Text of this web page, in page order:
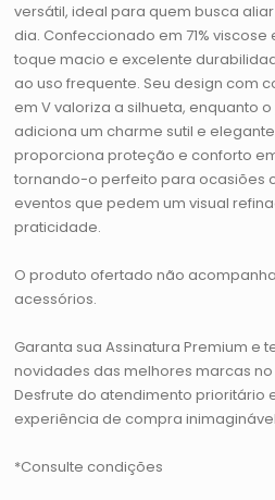
versátil, ideal para quem busca
dia. Confeccionado em 71%
toque macio e excelente
ao uso frequente. Seu design com
em V valoriza a silhueta, enquanto
adiciona um charme sutil e
proporciona proteção e conforto
tornando-o perfeito para ocasiões
eventos que pedem um visual
praticidade.
O produto ofertado não
acessórios.
Garanta sua Assinatura Premium e
novidades das melhores marcas
Desfrute do atendimento prioritário
experiência de compra
*Consulte condições